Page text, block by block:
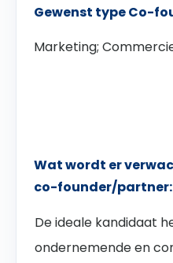
Gewenst type Co-
Marketing;
Wat wordt er
co-founder/partner:
De ideale kandidaat
ondernemende en